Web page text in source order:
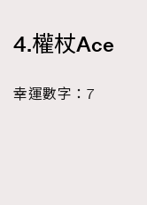
4.權杖Ace
幸運數字：7